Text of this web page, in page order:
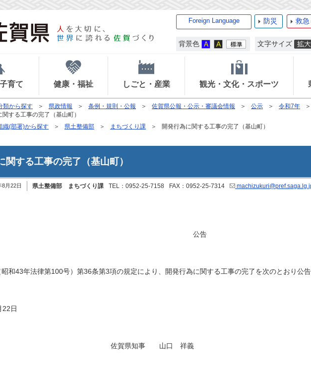
Foreign Language 防災 救急
背景色 文字サイズ
育て 健康・福祉 しごと・産業 観光・文化・スポーツ
類から探す 県政情報 条例・規則・公報 佐賀県公報・公示・審議会情報 公示 令和7年
関する工事の完了（基山町）
織(部署)から探す 県土整備部 まちづくり課 開発行為に関する工事の完了（基山町）
関する工事の完了（基山町）
8月22日 県土整備部 まちづくり課 TEL：0952-25-7158 FAX：0952-25-7314
公告
和43年法律第100号）第36条第3項の規定により、開発行為に関する工事の完了を次のとおり公告
日
佐賀県知事 山口 祥義